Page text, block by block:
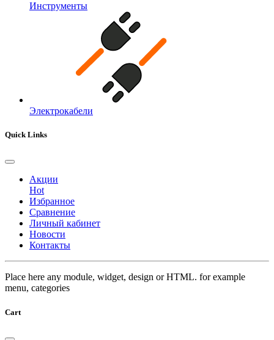
Инструменты
Электрокабели
Quick Links
Акции
Hot
Избранное
Сравнение
Личный кабинет
Новости
Контакты
Place here any module, widget, design or HTML. for example
menu, categories
Cart